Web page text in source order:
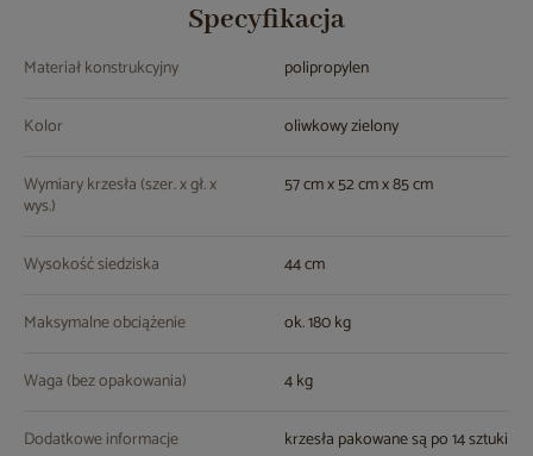
Specyfikacja
Materiał konstrukcyjny polipropylen
Kolor oliwkowy zielony
Wymiary krzesła (szer. x gł. x
wys.)
57 cm x 52 cm x 85 cm
Wysokość siedziska 44 cm
Maksymalne obciążenie ok. 180 kg
Waga (bez opakowania) 4 kg
Dodatkowe informacje krzesła pakowane są po 14 sztuki